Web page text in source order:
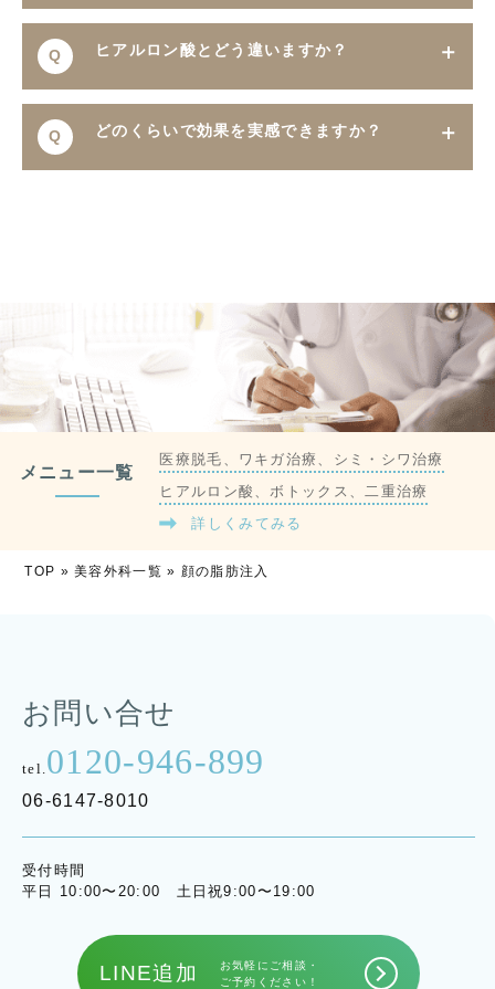
A
採取します。ご希望に応じて調整可能です
Q ヒアルロン酸とどう違いますか？
A
ば長期間効果が持続します。仕上がりもよりナチ
Q どのくらいで効果を実感できますか？
メニュー一覧
医療脱毛、ワキガ治療、シミ・シワ治療
ヒアルロン酸、ボトックス、二重治療
詳しくみてみる
TOP »美容外科一覧 » 顔の脂肪注入
お問い合せ
tel. 0120-946-899
06-6147-8010
受付時間
平日 10:00〜20:00 土日祝9:00〜19:00
LINE追加
お気軽にご相談・
ご予約ください！